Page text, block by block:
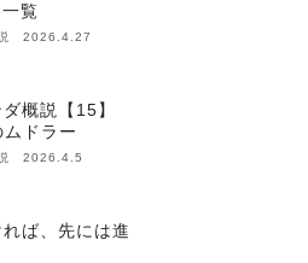
覧
説 2026.4.27
概説【15】
ドラー
説 2026.4.5
ば、先には進